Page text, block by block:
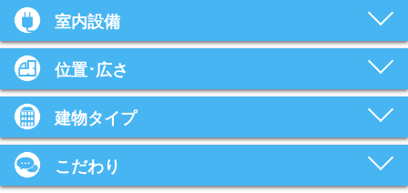
室内設備
位置･広さ
建物タイプ
こだわり